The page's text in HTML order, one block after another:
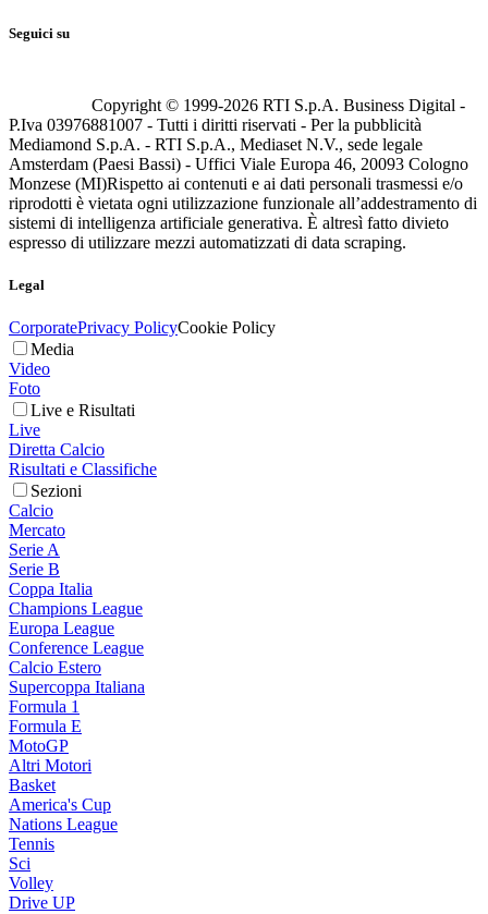
Seguici su
Copyright © 1999-2026 RTI S.p.A. Business Digital -
P.Iva 03976881007 - Tutti i diritti riservati - Per la pubblicità
Mediamond S.p.A. - RTI S.p.A., Mediaset N.V., sede legale
Amsterdam (Paesi Bassi) - Uffici Viale Europa 46, 20093 Cologno
Monzese (MI)Rispetto ai contenuti e ai dati personali trasmessi e/o
riprodotti è vietata ogni utilizzazione funzionale all’addestramento di
sistemi di intelligenza artificiale generativa. È altresì fatto divieto
espresso di utilizzare mezzi automatizzati di data scraping.
Legal
CorporatePrivacy PolicyCookie Policy
Media
Video
Foto
Live e Risultati
Live
Diretta Calcio
Risultati e Classifiche
Sezioni
Calcio
Mercato
Serie A
Serie B
Coppa Italia
Champions League
Europa League
Conference League
Calcio Estero
Supercoppa Italiana
Formula 1
Formula E
MotoGP
Altri Motori
Basket
America's Cup
Nations League
Tennis
Sci
Volley
Drive UP